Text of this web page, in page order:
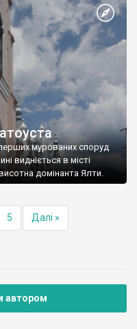
мурованих споруд
видніється в місті
домінанта Ялти.
5 Далі »
автором